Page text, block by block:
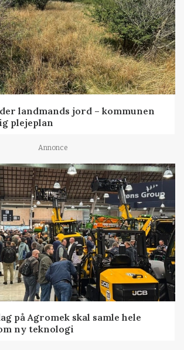
landmands jord – kommunen
plejeplan
Annonce
på Agromek skal samle hele
ny teknologi